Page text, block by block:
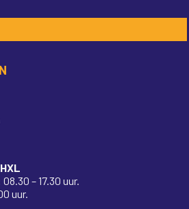
– 17.30 uur.
uur.